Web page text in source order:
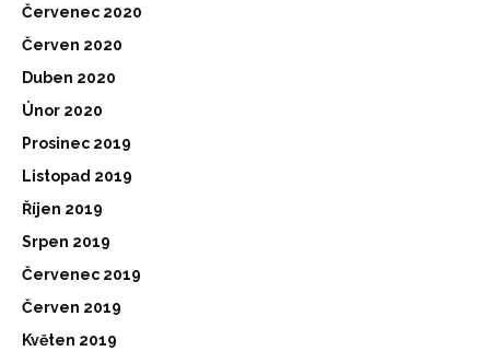
Červenec 2020
Červen 2020
Duben 2020
Únor 2020
Prosinec 2019
Listopad 2019
Říjen 2019
Srpen 2019
Červenec 2019
Červen 2019
Květen 2019